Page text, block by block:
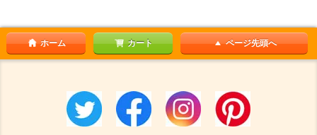
ホーム カート ページ先頭へ